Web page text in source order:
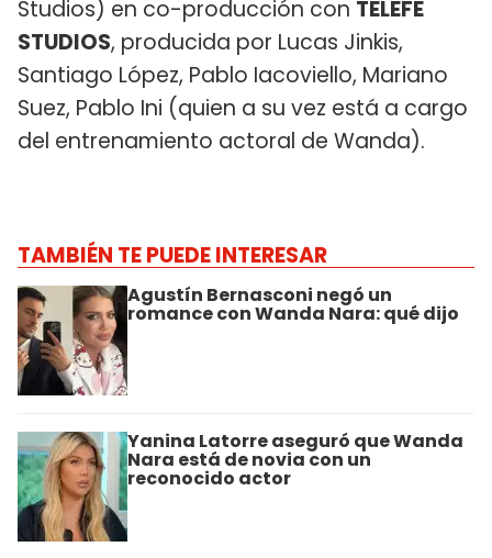
Studios) en co-producción con TELEFE
STUDIOS, producida por Lucas Jinkis,
Santiago López, Pablo Iacoviello, Mariano
Suez, Pablo Ini (quien a su vez está a cargo
del entrenamiento actoral de Wanda).
TAMBIÉN TE PUEDE INTERESAR
Agustín Bernasconi negó un
romance con Wanda Nara: qué dijo
Yanina Latorre aseguró que Wanda
Nara está de novia con un
reconocido actor